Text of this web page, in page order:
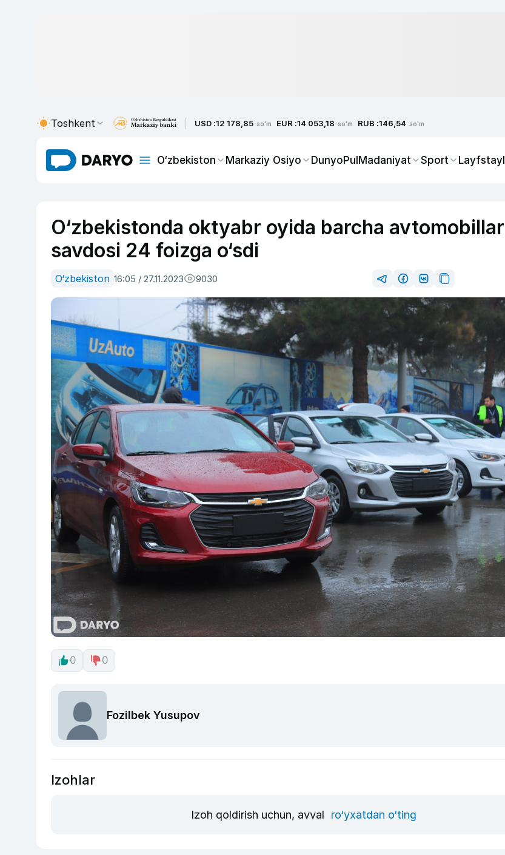
Toshkent USD :12 178,85 so'm EUR :14 053,18 so'm RUB :146,54 so'm
O‘zbekiston Markaziy Osiyo DunyoPulMadaniyat Sport Layfstayl
O‘zbekistonda oktyabr oyida barcha avtomobillar
savdosi 24 foizga o‘sdi
O‘zbekiston 16:05 / 27.11.2023 9030
0 0
Fozilbek Yusupov
Izohlar
Izoh qoldirish uchun, avval ro‘yxatdan o‘ting